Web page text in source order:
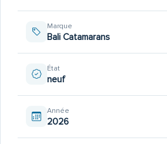
Marque
Bali Catamarans
État
neuf
Année
2026